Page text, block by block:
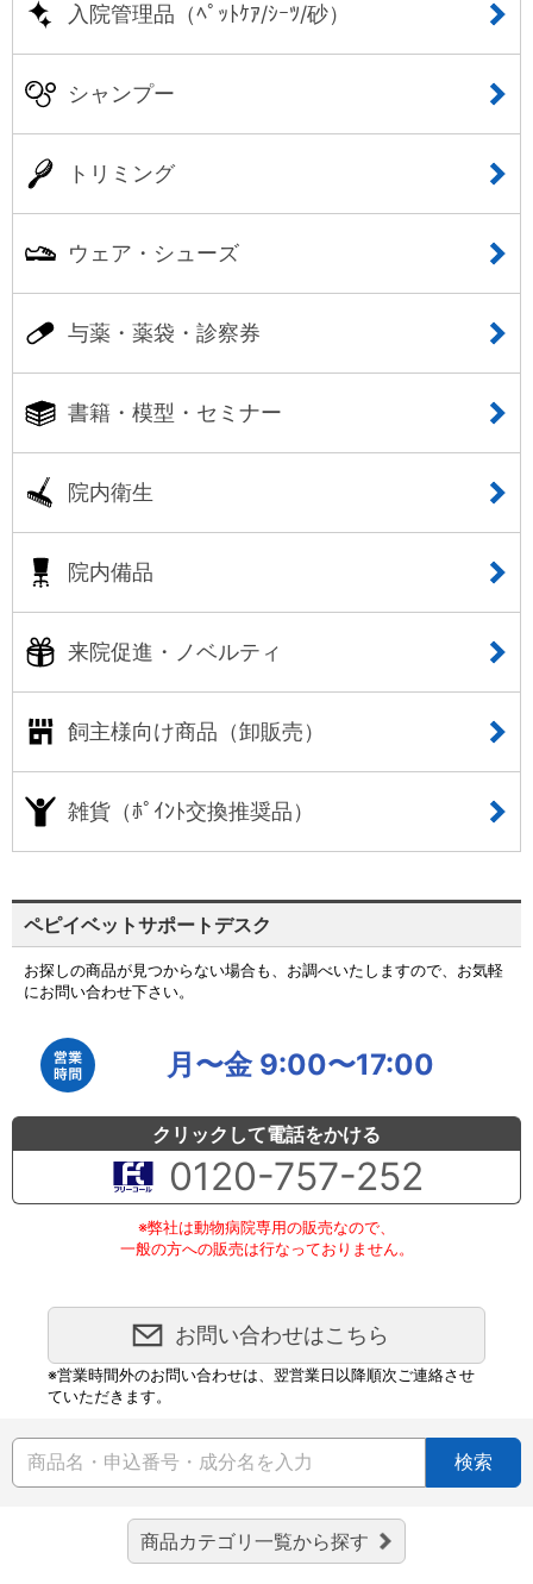
入院管理品（ﾍﾟｯﾄｹｱ/ｼｰﾂ/砂）
シャンプー
トリミング
ウェア・シューズ
与薬・薬袋・診察券
書籍・模型・セミナー
院内衛生
院内備品
来院促進・ノベルティ
飼主様向け商品（卸販売）
雑貨（ﾎﾟｲﾝﾄ交換推奨品）
ペピイベットサポートデスク
お探しの商品が見つからない場合も、お調べいたしますので、お気軽
にお問い合わせ下さい。
月〜金 9:00〜17:00
クリックして電話をかける
0120-757-252
※弊社は動物病院専用の販売なので、
一般の方への販売は行なっておりません。
お問い合わせはこちら
※営業時間外のお問い合わせは、翌営業日以降順次ご連絡させ
ていただきます。
検索
商品カテゴリ一覧から探す